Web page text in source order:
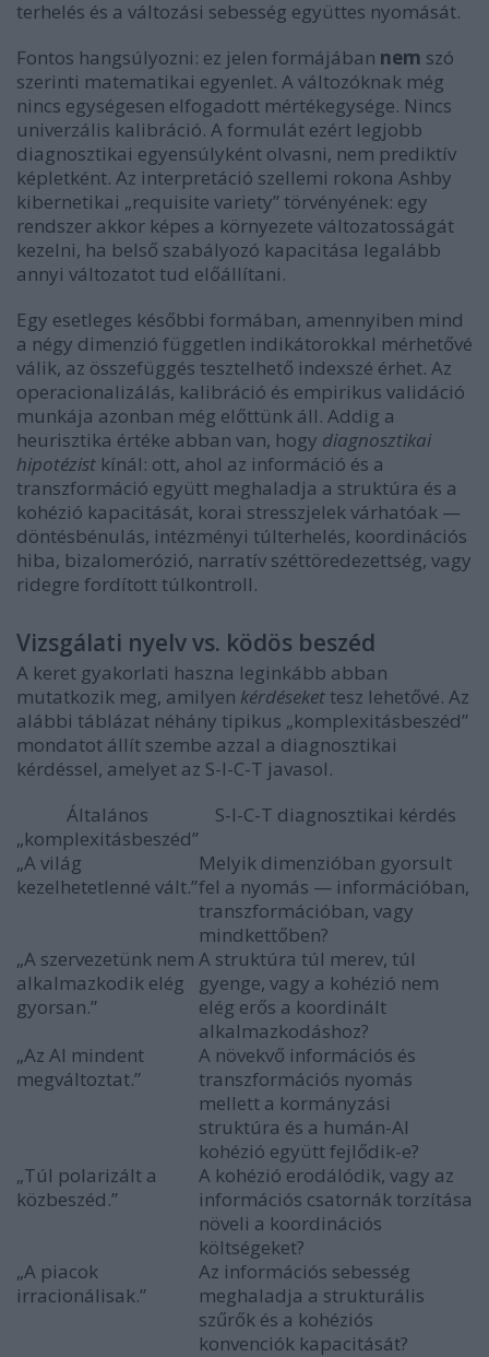
terhelés és a változási sebesség együttes nyomását.
Fontos hangsúlyozni: ez jelen formájában nem szó
szerinti matematikai egyenlet. A változóknak még
nincs egységesen elfogadott mértékegysége. Nincs
univerzális kalibráció. A formulát ezért legjobb
diagnosztikai egyensúlyként olvasni, nem prediktív
képletként. Az interpretáció szellemi rokona Ashby
kibernetikai „requisite variety” törvényének: egy
rendszer akkor képes a környezete változatosságát
kezelni, ha belső szabályozó kapacitása legalább
annyi változatot tud előállítani.
Egy esetleges későbbi formában, amennyiben mind
a négy dimenzió független indikátorokkal mérhetővé
válik, az összefüggés tesztelhető indexszé érhet. Az
operacionalizálás, kalibráció és empirikus validáció
munkája azonban még előttünk áll. Addig a
heurisztika értéke abban van, hogy diagnosztikai
hipotézist kínál: ott, ahol az információ és a
transzformáció együtt meghaladja a struktúra és a
kohézió kapacitását, korai stresszjelek várhatóak —
döntésbénulás, intézményi túlterhelés, koordinációs
hiba, bizalomerózió, narratív széttöredezettség, vagy
ridegre fordított túlkontroll.
Vizsgálati nyelv vs. ködös beszéd
A keret gyakorlati haszna leginkább abban
mutatkozik meg, amilyen kérdéseket tesz lehetővé. Az
alábbi táblázat néhány tipikus „komplexitásbeszéd”
mondatot állít szembe azzal a diagnosztikai
kérdéssel, amelyet az S-I-C-T javasol.
Általános
„komplexitásbeszéd”
S-I-C-T diagnosztikai kérdés
„A világ
kezelhetetlenné vált.”
Melyik dimenzióban gyorsult
fel a nyomás — információban,
transzformációban, vagy
mindkettőben?
„A szervezetünk nem
alkalmazkodik elég
gyorsan.”
A struktúra túl merev, túl
gyenge, vagy a kohézió nem
elég erős a koordinált
alkalmazkodáshoz?
„Az AI mindent
megváltoztat.”
A növekvő információs és
transzformációs nyomás
mellett a kormányzási
struktúra és a humán-AI
kohézió együtt fejlődik-e?
„Túl polarizált a
közbeszéd.”
A kohézió erodálódik, vagy az
információs csatornák torzítása
növeli a koordinációs
költségeket?
„A piacok
irracionálisak.”
Az információs sebesség
meghaladja a strukturális
szűrők és a kohéziós
konvenciók kapacitását?